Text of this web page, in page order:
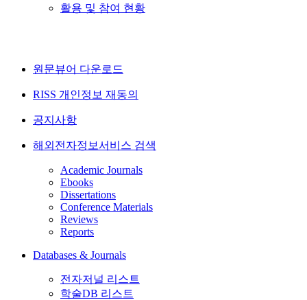
활용 및 참여 현황
원문뷰어 다운로드
RISS 개인정보 재동의
공지사항
해외전자정보서비스 검색
Academic Journals
Ebooks
Dissertations
Conference Materials
Reviews
Reports
Databases & Journals
전자저널 리스트
학술DB 리스트